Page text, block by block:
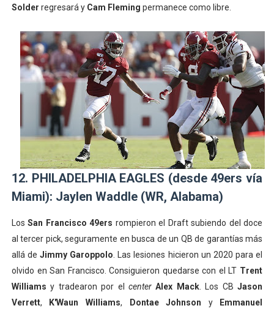
Solder regresará y Cam Fleming permanece como libre.
12. PHILADELPHIA EAGLES (desde 49ers vía
Miami): Jaylen Waddle (WR, Alabama)
LosSan Francisco 49ers rompieron el Draft subiendo del doce
al tercer pick, seguramente en busca de un QB de garantías más
allá deJimmy Garoppolo . Las lesiones hicieron un 2020 para el
olvido en San Francisco. Consiguieron quedarse con el LT Trent
Williamsy tradearon por elcenterAlex Mack. Los CBJason
Verrett, K'Waun Williams, Dontae Johnson y
Emmanuel